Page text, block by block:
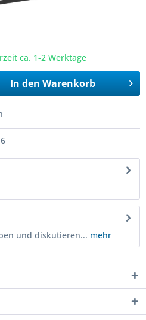
ca. 1-2 Werktage
In den Warenkorb
und diskutieren... mehr